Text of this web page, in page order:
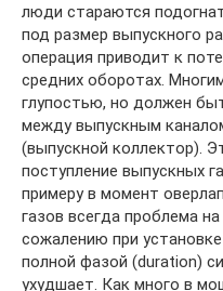
люди стараются
под размер выпускного
операция приводит к
средних оборотах.
глупостью, но должен
между выпускным
(выпускной коллектор).
поступление выпускных
примеру в момент
газов всегда проблема
сожалению при
полной фазой (duration)
ухудшает. Как много в